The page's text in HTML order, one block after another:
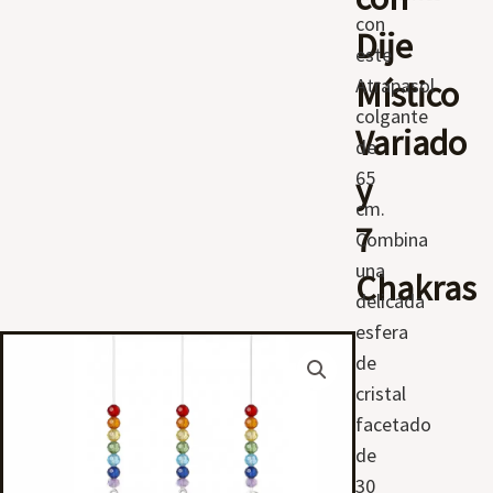
Dije
Místico
Variado
y
7
Chakras
con
este
Atrapasol
colgante
de
65
cm.
Combina
una
delicada
esfera
de
cristal
facetado
de
30